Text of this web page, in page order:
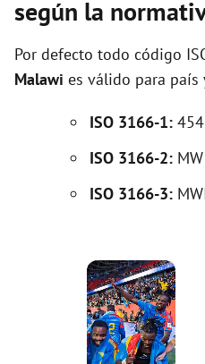
según la
Por defecto todo código
Malawi es válido para país
ISO 3166-1: 454
ISO 3166-2: MW
ISO 3166-3:
×